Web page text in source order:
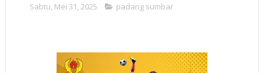
Sabtu, Mei 31, 2025 padang sumbar